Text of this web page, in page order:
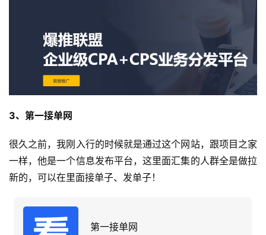
3、第一接单网
很久之前，我刚入行的时候就是通过这个网站，跟项目之家
一样，他是一个信息发布平台，这里面汇集的人群全是做拉
新的，可以在里面接单子、发单子！
第一接单网